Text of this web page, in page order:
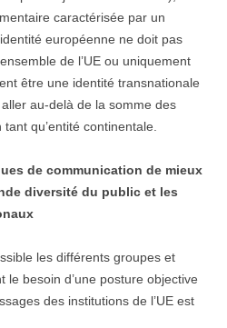
caractérisée par un
européenne ne doit pas
de l’UE ou uniquement
être une identité transnationale
au-delà de la somme des
qu’entité continentale.
de communication de mieux
diversité du public et les
les différents groupes et
le besoin d’une posture objective
des institutions de l’UE est